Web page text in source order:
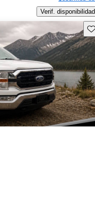
Verif. disponibilidad